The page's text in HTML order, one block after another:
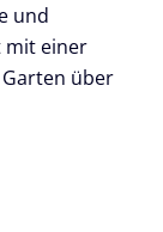
und
mit einer
über